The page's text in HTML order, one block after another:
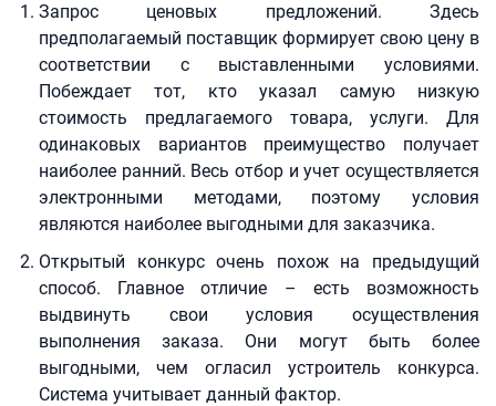
Запрос ценовых предложений. Здесь
предполагаемый поставщик формирует свою цену в
соответствии с выставленными условиями.
Побеждает тот, кто указал самую низкую
стоимость предлагаемого товара, услуги. Для
одинаковых вариантов преимущество получает
наиболее ранний. Весь отбор и учет осуществляется
электронными методами, поэтому условия
являются наиболее выгодными для заказчика.
Открытый конкурс очень похож на предыдущий
способ. Главное отличие – есть возможность
выдвинуть свои условия осуществления
выполнения заказа. Они могут быть более
выгодными, чем огласил устроитель конкурса.
Система учитывает данный фактор.